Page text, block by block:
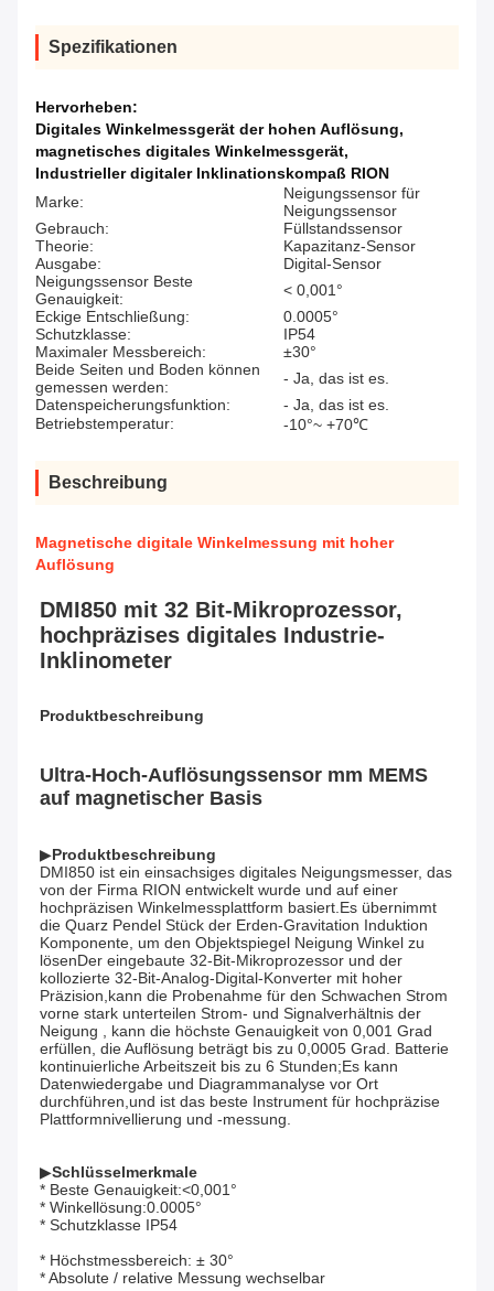
Spezifikationen
Hervorheben:
Digitales Winkelmessgerät der hohen Auflösung,
magnetisches digitales Winkelmessgerät,
Industrieller digitaler Inklinationskompaß RION
Marke:
Neigungssensor für
Neigungssensor
Gebrauch:
Füllstandssensor
Theorie:
Kapazitanz-Sensor
Ausgabe:
Digital-Sensor
Neigungssensor Beste
Genauigkeit:
< 0,001°
Eckige Entschließung:
0.0005°
Schutzklasse:
IP54
Maximaler Messbereich:
±30°
Beide Seiten und Boden können
gemessen werden:
- Ja, das ist es.
Datenspeicherungsfunktion:
- Ja, das ist es.
Betriebstemperatur:
-10°~ +70℃
Beschreibung
Magnetische digitale Winkelmessung mit hoher
Auflösung
DMI850 mit 32 Bit-Mikroprozessor,
hochpräzises digitales Industrie-
Inklinometer
Produktbeschreibung
Ultra-Hoch-Auflösungssensor mm MEMS
auf magnetischer Basis
▶Produktbeschreibung
DMI850 ist ein einsachsiges digitales Neigungsmesser, das
von der Firma RION entwickelt wurde und auf einer
hochpräzisen Winkelmessplattform basiert.Es übernimmt
die Quarz Pendel Stück der Erden-Gravitation Induktion
Komponente, um den Objektspiegel Neigung Winkel zu
lösenDer eingebaute 32-Bit-Mikroprozessor und der
kollozierte 32-Bit-Analog-Digital-Konverter mit hoher
Präzision,kann die Probenahme für den Schwachen Strom
vorne stark unterteilen Strom- und Signalverhältnis der
Neigung , kann die höchste Genauigkeit von 0,001 Grad
erfüllen, die Auflösung beträgt bis zu 0,0005 Grad. Batterie
kontinuierliche Arbeitszeit bis zu 6 Stunden;Es kann
Datenwiedergabe und Diagrammanalyse vor Ort
durchführen,und ist das beste Instrument für hochpräzise
Plattformnivellierung und -messung.
▶Schlüsselmerkmale
* Beste Genauigkeit:<0,001°
* Winkellösung:0.0005°
* Schutzklasse IP54
* Höchstmessbereich: ± 30°
* Absolute / relative Messung wechselbar